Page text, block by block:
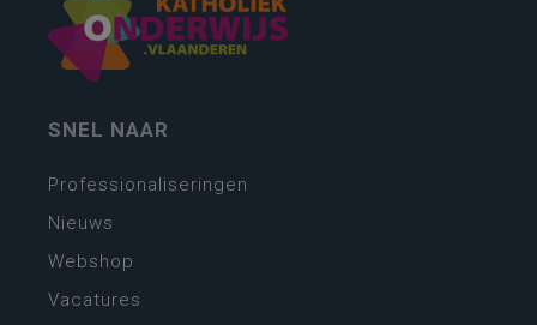
SNEL NAAR
Professionaliseringen
Nieuws
Webshop
Vacatures